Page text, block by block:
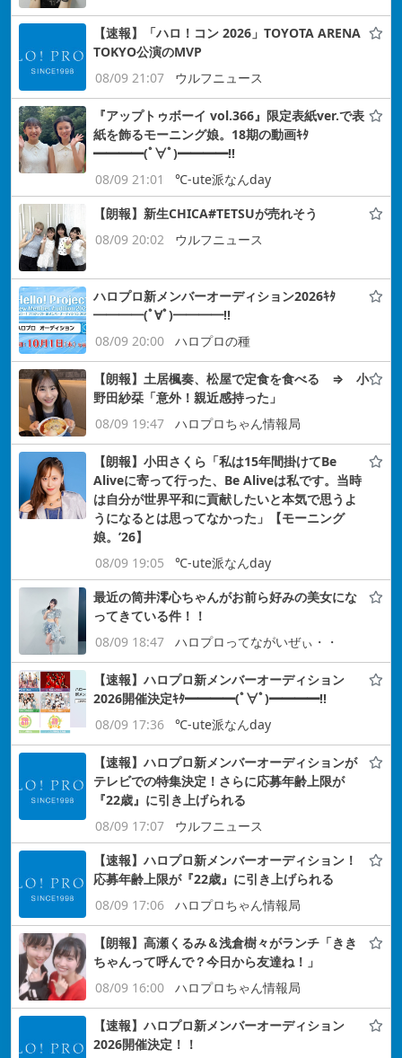
【速報】「ハロ！コン 2026」TOYOTA ARENA
TOKYO公演のMVP
08/09 21:07
ウルフニュース
『アップトゥボーイ vol.366』限定表紙ver.で表
紙を飾るモーニング娘。18期の動画ｷﾀ
━━━━(ﾟ∀ﾟ)━━━━!!
08/09 21:01
℃-ute派なんday
【朗報】新生CHICA#TETSUが売れそう
08/09 20:02
ウルフニュース
ハロプロ新メンバーオーディション2026ｷﾀ
━━━━(ﾟ∀ﾟ)━━━━!!
08/09 20:00
ハロプロの種
【朗報】土居楓奏、松屋で定食を食べる ⇒ 小
野田紗栞「意外！親近感持った」
08/09 19:47
ハロプロちゃん情報局
【朗報】小田さくら「私は15年間掛けてBe
Aliveに寄って行った、Be Aliveは私です。当時
は自分が世界平和に貢献したいと本気で思うよ
うになるとは思ってなかった」【モーニング
娘。’26】
08/09 19:05
℃-ute派なんday
最近の筒井澪心ちゃんがお前ら好みの美女にな
ってきている件！！
08/09 18:47
ハロプロってながいぜぃ・・
【速報】ハロプロ新メンバーオーディション
2026開催決定ｷﾀ━━━━(ﾟ∀ﾟ)━━━━!!
08/09 17:36
℃-ute派なんday
【速報】ハロプロ新メンバーオーディションが
テレビでの特集決定！さらに応募年齢上限が
『22歳』に引き上げられる
08/09 17:07
ウルフニュース
【速報】ハロプロ新メンバーオーディション！
応募年齢上限が『22歳』に引き上げられる
08/09 17:06
ハロプロちゃん情報局
【朗報】高瀬くるみ＆浅倉樹々がランチ「きき
ちゃんって呼んで？今日から友達ね！」
08/09 16:00
ハロプロちゃん情報局
【速報】ハロプロ新メンバーオーディション
2026開催決定！！